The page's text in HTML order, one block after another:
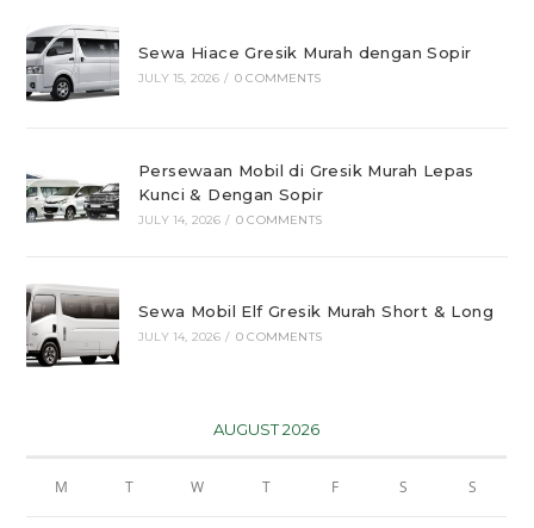
Sewa Hiace Gresik Murah dengan Sopir
JULY 15, 2026 / 0 COMMENTS
Persewaan Mobil di Gresik Murah Lepas
Kunci & Dengan Sopir
JULY 14, 2026 / 0 COMMENTS
Sewa Mobil Elf Gresik Murah Short & Long
JULY 14, 2026 / 0 COMMENTS
AUGUST 2026
M T W T F S S